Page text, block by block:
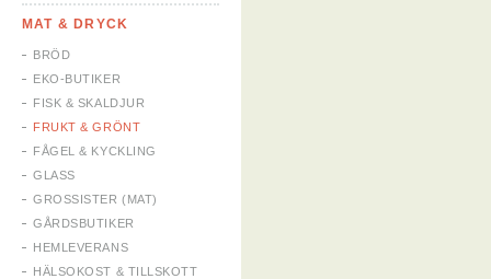
MAT & DRYCK
BRÖD
EKO-BUTIKER
FISK & SKALDJUR
FRUKT & GRÖNT
FÅGEL & KYCKLING
GLASS
GROSSISTER (MAT)
GÅRDSBUTIKER
HEMLEVERANS
HÄLSOKOST & TILLSKOTT